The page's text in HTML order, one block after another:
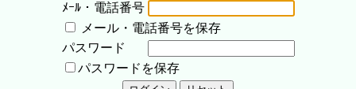
ﾒｰﾙ・電話番号
メール・電話番号を保存
パスワード
パスワードを保存